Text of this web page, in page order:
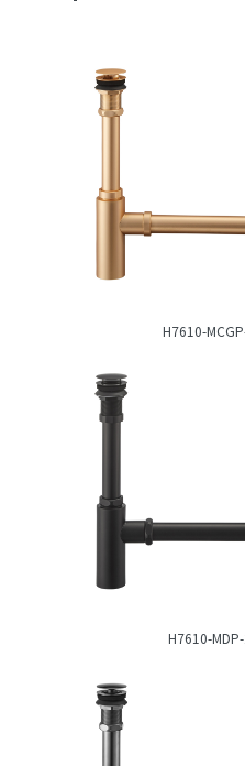
H7610-
H7610-